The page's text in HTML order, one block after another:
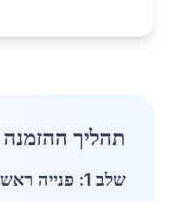
תהליך
שלב 1: פנייה ראשונית והערכת צרכים